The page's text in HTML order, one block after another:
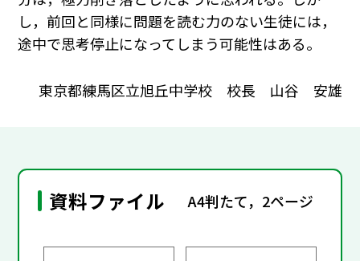
し，前回と同様に問題を読む力のない生徒には，
途中で思考停止になってしまう可能性はある。
東京都練馬区立旭丘中学校 校長 山谷 安雄
資料ファイル A4判たて，2ページ